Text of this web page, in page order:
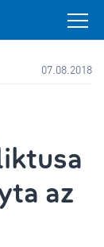
07.08.2018
az